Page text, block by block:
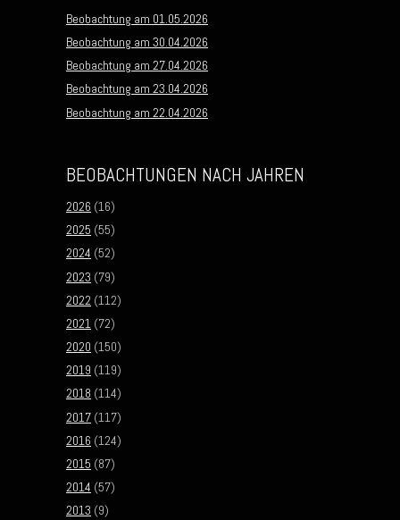
Beobachtung am 01.05.2026
Beobachtung am 30.04.2026
Beobachtung am 27.04.2026
Beobachtung am 23.04.2026
Beobachtung am 22.04.2026
BEOBACHTUNGEN NACH JAHREN
2026 (16)
2025 (55)
2024 (52)
2023 (79)
2022 (112)
2021 (72)
2020 (150)
2019 (119)
2018 (114)
2017 (117)
2016 (124)
2015 (87)
2014 (57)
2013 (9)